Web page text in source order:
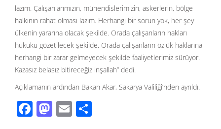
lazım. Çalışanlarımızın, mühendislerimizin, askerlerin, bölge
halkının rahat olması lazım. Herhangi bir sorun yok, her şey
ülkenin yararına olacak şekilde. Orada çalışanların hakları
hukuku gözetilecek şekilde. Orada çalışanların özlük haklarına
herhangi bir zarar gelmeyecek şekilde faaliyetlerimiz sürüyor.
Kazasız belasız bitireceğiz inşallah” dedi.
Açıklamanın ardından Bakan Akar, Sakarya Valiliği’nden ayrıldı.
F M E